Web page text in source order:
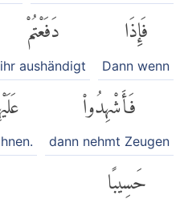
فَإِذَا
Dann wenn
دَفَعْتُمْ
ihr aushändigt
فَأَشْهِدُوا۟
dann nehmt Zeugen
حَسِيبًا